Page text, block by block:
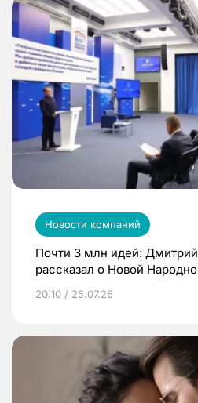
Новости компаний
Почти 3 млн идей:
рассказал о Новой
20:10 / 25.07.26